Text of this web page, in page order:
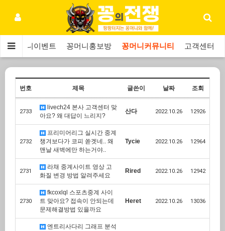
꽁머니이벤트 꽁머니홍보방 꽁머니커뮤니티 고객센터
번호 제목 글쓴이 날짜 조회
2733
livech24 본사 고객센터 맞
아요? 왜 대답이 느리지?
산다 2022.10.26 12926
2732
프리미어리그 실시간 중계
챙겨보다가 코피 쏟겟네.. 왜
맨날 새벽에만 하는거야..
Tycie 2022.10.26 12964
2731
라채 중계사이트 영상 고
화질 변경 방법 알려주세요
Rired 2022.10.26 12942
2730
fkcoxlql 스포츠중계 사이
트 맞아요? 접속이 안되는데
문제해결방법 있을까요
Heret 2022.10.26 13036
엔트리사다리 그래프 분석